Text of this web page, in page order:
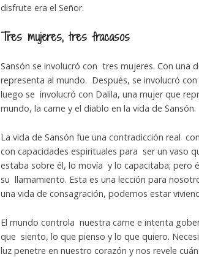
disfrute era el Señor.
Tres mujeres, tres fracasos
Sansón se involucró con tres mujeres. Con una
representa al mundo. Después, se involucró
luego se involucró con Dalila, una mujer que
mundo, la carne y el diablo en la vida de Sansón.
La vida de Sansón fue una contradicción real
con capacidades espirituales para ser un vaso
estaba sobre él, lo movía y lo capacitaba; pero
su llamamiento. Esta es una lección para
una vida de consagración, podemos estar
El mundo controla nuestra carne e intenta
que siento, lo que pienso y lo que quiero.
luz penetre en nuestro corazón y nos revele